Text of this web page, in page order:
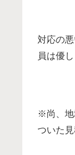
対応の
員は優
※尚、地
ついた